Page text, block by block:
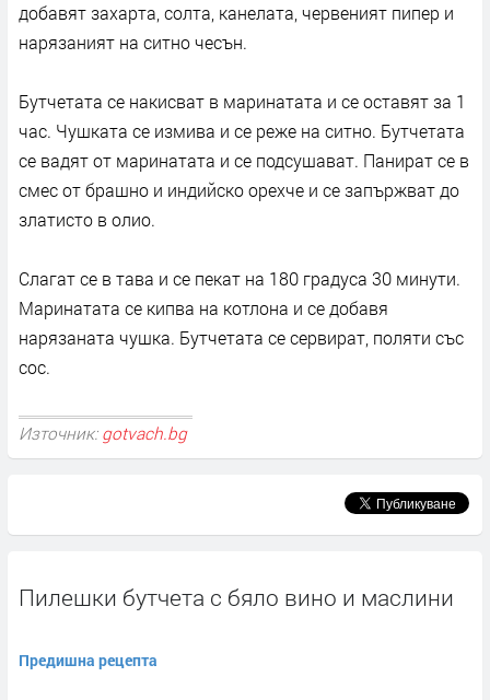
добавят захарта, солта, канелата, червеният пипер и
нарязаният на ситно чесън.
Бутчетата се накисват в маринатата и се оставят за 1
час. Чушката се измива и се реже на ситно. Бутчетата
се вадят от маринатата и се подсушават. Панират се в
смес от брашно и индийско орехче и се запържват до
златисто в олио.
Слагат се в тава и се пекат на 180 градуса 30 минути.
Маринатата се кипва на котлона и се добавя
нарязаната чушка. Бутчетата се сервират, поляти със
сос.
Източник: gotvach.bg
Пилешки бутчета с бяло вино и маслини
Предишна рецепта